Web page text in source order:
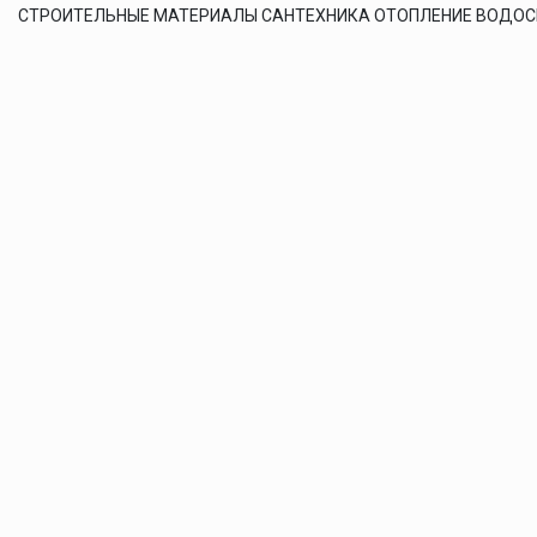
СТРОИТЕЛЬНЫЕ МАТЕРИАЛЫ САНТЕХНИКА ОТОПЛЕНИЕ